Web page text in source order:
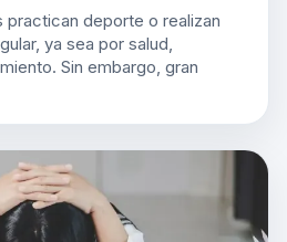
practican deporte o realizan
ya sea por salud,
Sin embargo, gran